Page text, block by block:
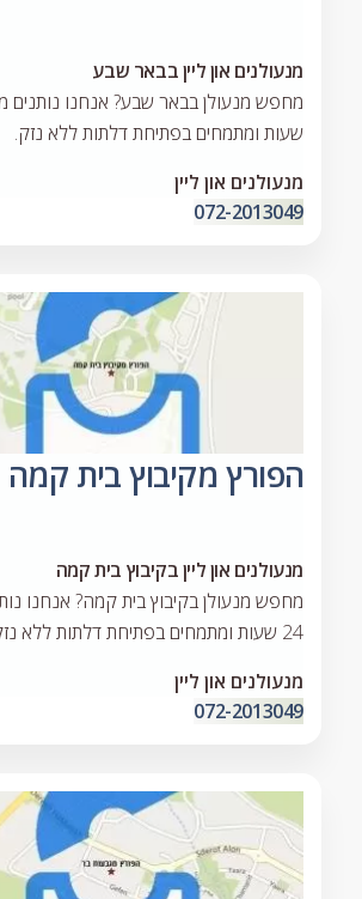
מנעולנים און ליין בבאר שבע
שעות ומתמחים בפתיחת דלתות ללא נזק.
מנעולנים און ליין
072-2013049
הפורץ מקיבוץ בית קמה
מנעולנים און ליין בקיבוץ בית קמה
מחפש מנעולן בקיבוץ בית קמה? אנחנו
24 שעות ומתמחים בפתיחת דלתות ללא נזק.
מנעולנים און ליין
072-2013049